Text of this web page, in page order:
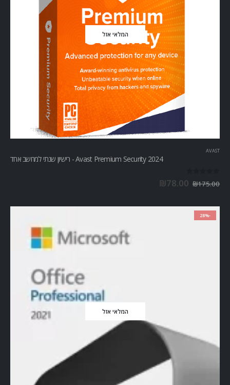
המלאי אזל
AVAST
Avast Premium Security 2024 - רישיון שנתי למחשב אחד
₪175.00
₪78.00
-28%
המלאי אזל